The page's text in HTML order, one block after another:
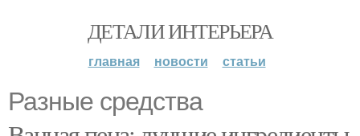
ДЕТАЛИ ИНТЕРЬЕРА
главная новости статьи
Разные средства